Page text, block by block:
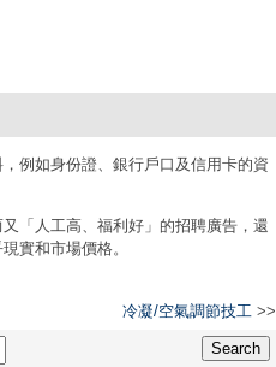
例如身份證、銀行戶口及信用卡的資
「人工高、福利好」的招聘廣告，還
實和市場價格。
冷凝/空氣調節技工 >>